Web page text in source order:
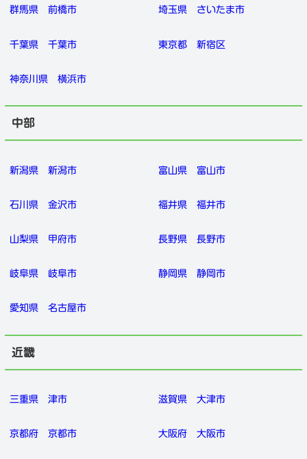
群馬県 前橋市 埼玉県 さいたま市
千葉県 千葉市 東京都 新宿区
神奈川県 横浜市
中部
新潟県 新潟市 富山県 富山市
石川県 金沢市 福井県 福井市
山梨県 甲府市 長野県 長野市
岐阜県 岐阜市 静岡県 静岡市
愛知県 名古屋市
近畿
三重県 津市 滋賀県 大津市
京都府 京都市 大阪府 大阪市